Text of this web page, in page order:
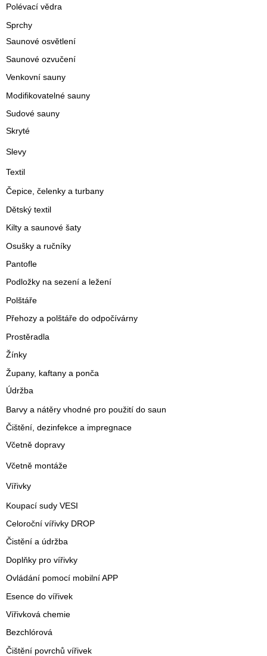
Polévací vědra
Sprchy
Saunové osvětlení
Saunové ozvučení
Venkovní sauny
Modifikovatelné sauny
Sudové sauny
Skryté
Slevy
Textil
Čepice, čelenky a turbany
Dětský textil
Kilty a saunové šaty
Osušky a ručníky
Pantofle
Podložky na sezení a ležení
Polštáře
Přehozy a polštáře do odpočívárny
Prostěradla
Žínky
Župany, kaftany a ponča
Údržba
Barvy a nátěry vhodné pro použití do saun
Čištění, dezinfekce a impregnace
Včetně dopravy
Včetně montáže
Vířivky
Koupací sudy VESI
Celoroční vířivky DROP
Čistění a údržba
Doplňky pro vířivky
Ovládání pomocí mobilní APP
Esence do vířivek
Vířivková chemie
Bezchlórová
Čištění povrchů vířivek